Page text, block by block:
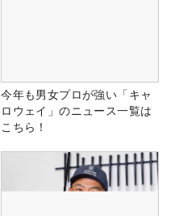
今年も男女プロが強い「キャ
ロウェイ」のニュース一覧は
こちら！